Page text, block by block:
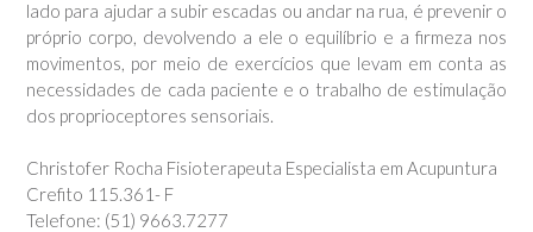
lado para ajudar a subir escadas ou andar na rua, é prevenir o
próprio corpo, devolvendo a ele o equilíbrio e a firmeza nos
movimentos, por meio de exercícios que levam em conta as
necessidades de cada paciente e o trabalho de estimulação
dos proprioceptores sensoriais.
Christofer Rocha Fisioterapeuta Especialista em Acupuntura
Crefito 115.361- F
Telefone: (51) 9663.7277